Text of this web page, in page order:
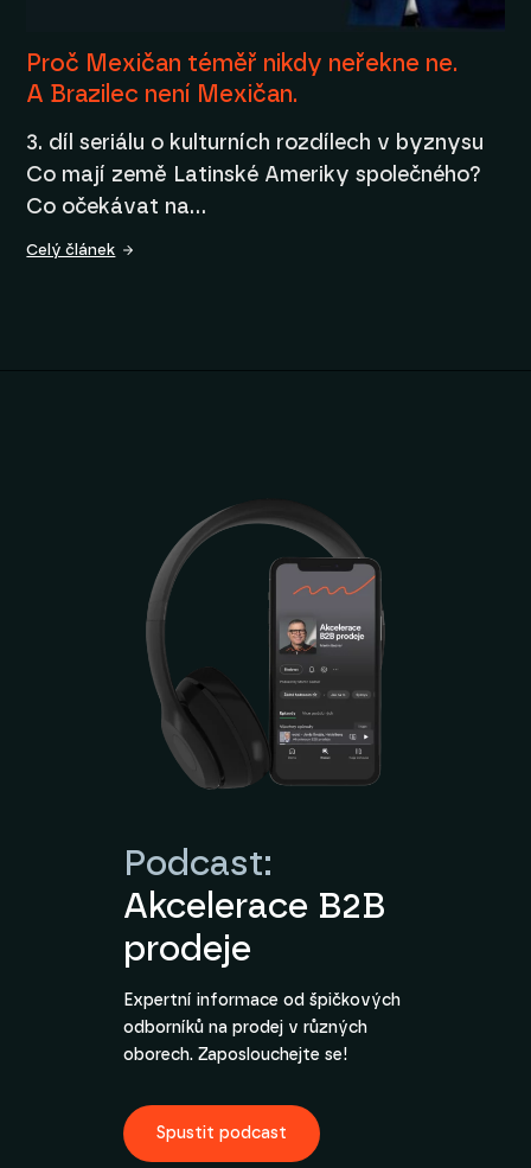
Proč Mexičan téměř nikdy neřekne ne.
A Brazilec není Mexičan.
3. díl seriálu o kulturních rozdílech v byznysu
Co mají země Latinské Ameriky společného?
Co očekávat na…
Celý článek
Podcast:
Akcelerace B2B
prodeje
Expertní informace od špičkových
odborníků na prodej v různých
oborech. Zaposlouchejte se!
Spustit podcast